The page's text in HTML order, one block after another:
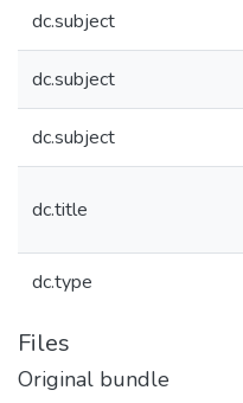
dc.subject
dc.subject
dc.subject
dc.title
dc.type
Files
Original bundle